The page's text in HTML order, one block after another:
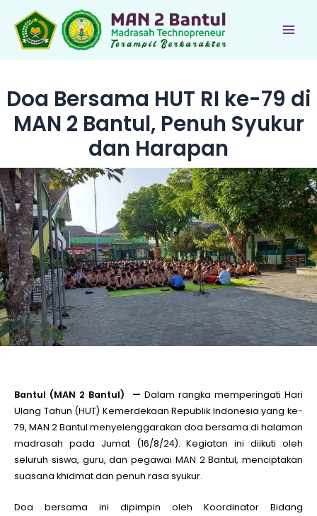
konten
Doa Bersama HUT RI ke-79 di
MAN 2 Bantul, Penuh Syukur
dan Harapan
Bantul (MAN 2 Bantul) — Dalam rangka memperingati Hari
Ulang Tahun (HUT) Kemerdekaan Republik Indonesia yang ke-
79, MAN 2 Bantul menyelenggarakan doa bersama di halaman
madrasah pada Jumat (16/8/24). Kegiatan ini diikuti oleh
seluruh siswa, guru, dan pegawai MAN 2 Bantul, menciptakan
suasana khidmat dan penuh rasa syukur.
Doa bersama ini dipimpin oleh Koordinator Bidang